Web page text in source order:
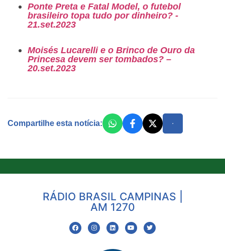
Ponte Preta e Fatal Model, o futebol
brasileiro topa tudo por dinheiro? -
21.set.2023
Moisés Lucarelli e o Brinco de Ouro da
Princesa devem ser tombados? –
20.set.2023
Compartilhe esta notícia:
RÁDIO BRASIL CAMPINAS |
AM 1270